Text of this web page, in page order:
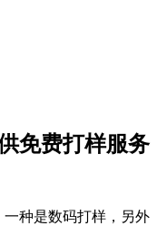
免费打样服务
种是数码打样，另外